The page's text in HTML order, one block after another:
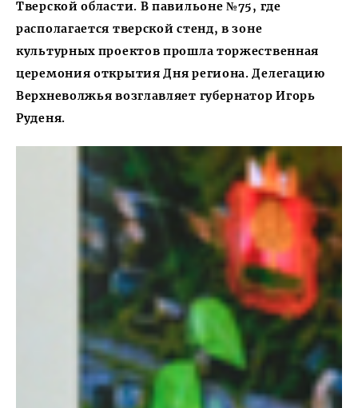
Тверской области. В павильоне №75, где
располагается тверской стенд, в зоне
культурных проектов прошла торжественная
церемония открытия Дня региона. Делегацию
Верхневолжья возглавляет губернатор Игорь
Руденя.